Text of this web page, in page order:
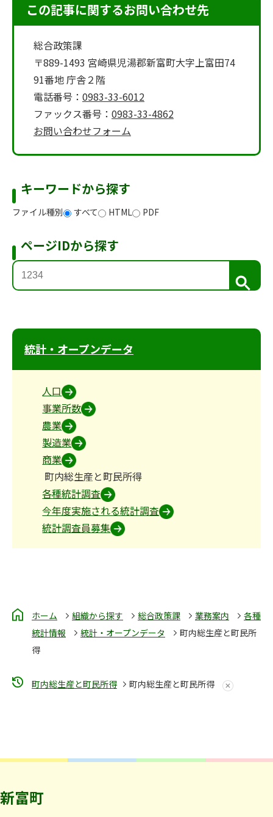
この記事に関するお問い合わせ先
総合政策課
〒889-1493 宮崎県児湯郡新富町大字上富田74
91番地 庁舎２階
電話番号： 0983-33-6012
ファックス番号： 0983-33-4862
お問い合わせフォーム
キーワードから探す
ファイル種別 すべて HTML PDF
ページIDから探す
検
索
統計・オープンデータ
人口
事業所数
農業
製造業
商業
町内総生産と町民所得
各種統計調査
今年度実施される統計調査
統計調査員募集
ホーム 組織から探す 総合政策課 業務案内
各種
統計情報
統計・オープンデータ
町内総生産と町民所
得
町内総生産と町民所得 町内総生産と町民所得
新富町